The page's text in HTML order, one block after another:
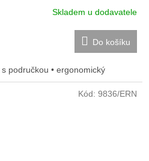
Skladem u dodavatele
Do košíku
područkou • ergonomický
Kód: 9836/ERN